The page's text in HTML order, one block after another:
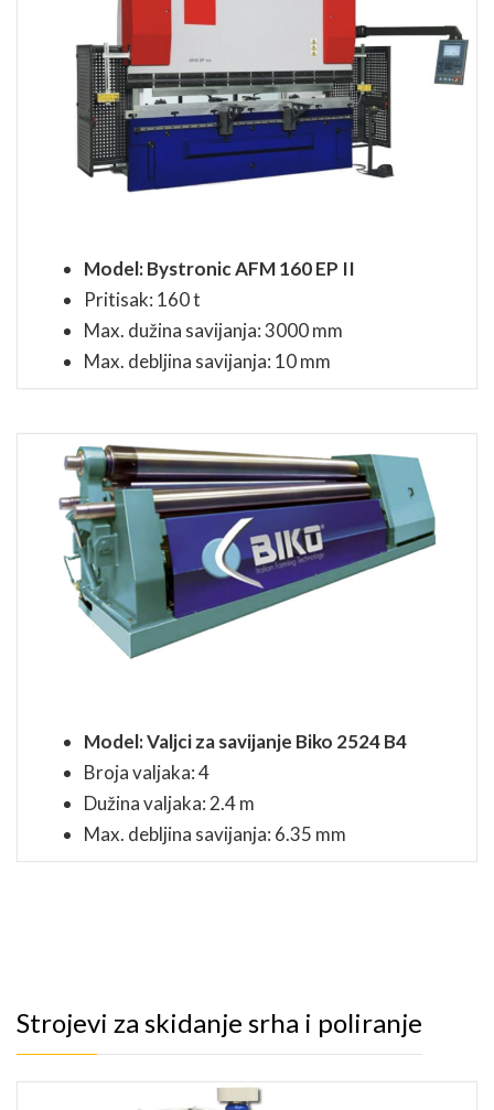
Model: Bystronic AFM 160 EP II
Pritisak: 160 t
Max. dužina savijanja: 3000 mm
Max. debljina savijanja: 10 mm
Model: Valjci za savijanje Biko 2524 B4
Broja valjaka: 4
Dužina valjaka: 2.4 m
Max. debljina savijanja: 6.35 mm
Strojevi za skidanje srha i poliranje